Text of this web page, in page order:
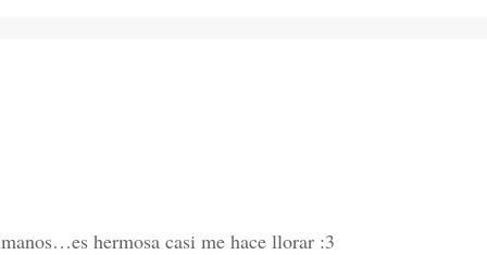
hermosa casi me hace llorar :3